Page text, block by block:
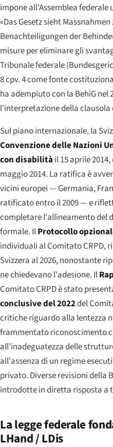
impone all'Assemblea
«Das Gesetz sieht
Benachteiligungen der
misure per eliminare gli
Tribunale federale
8 cpv. 4 come fonte
ha adempiuto con la BehiG nel
l'interpretazione della clausola
Sul piano internazionale, la
Convenzione delle Nazioni
con disabilità il 15 aprile
maggio 2014. La ratifica è
vicini europei — Germania,
ratificato entro il 2009 — e
completare l'allineamento del
formale. IlProtocollo
individuali al Comitato CRPD,
Svizzera al 2026, nonostante
ne chiedevano l'adesione. Il
Comitato CRPD è stato
conclusive del 2022del
critiche riguardo alla lentezza
frammentato riconoscimento
all'inadeguatezza delle
all'assenza di un regime
privato. Diverse revisioni della
introdotte in diretta risposta a
La legge federale
LHand / LDis